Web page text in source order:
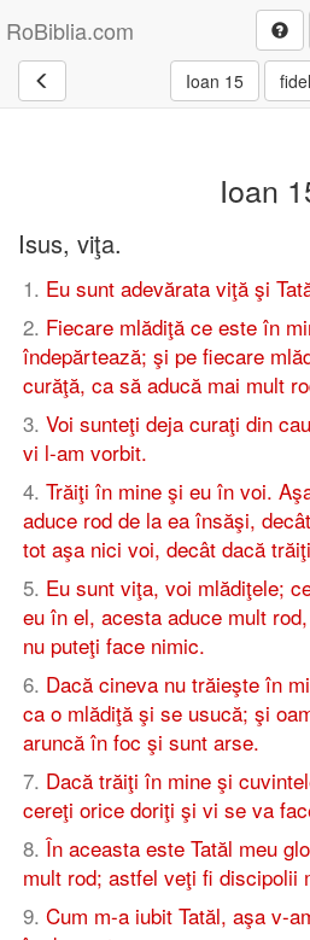
RoBiblia.com
Ioan 15
Ioan
Isus, viţa.
1. Eu sunt adevărata viţă şi
2. Fiecare mlădiţă ce este în
îndepărtează; şi pe fiecare
curăţă, ca să aducă mai mult
3. Voi sunteţi deja curaţi din
vi l-am vorbit.
4. Trăiţi în mine şi eu în voi.
aduce rod de la ea însăşi,
tot aşa nici voi, decât dacă
5. Eu sunt viţa, voi mlădiţele;
eu în el, acesta aduce mult
nu puteţi face nimic.
6. Dacă cineva nu trăieşte în
ca o mlădiţă şi se usucă; şi
aruncă în foc şi sunt arse.
7. Dacă trăiţi în mine şi
cereţi orice doriţi şi vi se va
8.În aceasta este Tatăl meu
mult rod; astfel veţi fi discipolii
9. Cum m-a iubit Tatăl, aşa v-